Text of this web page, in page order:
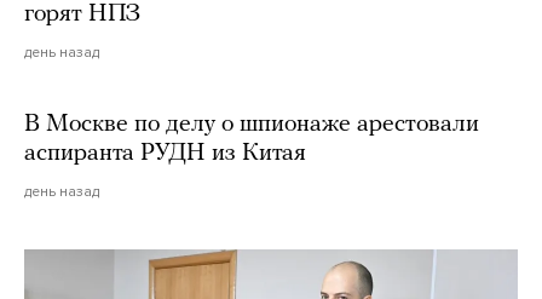
горят НПЗ
день назад
В Москве по делу о шпионаже арестовали
аспиранта РУДН из Китая
день назад